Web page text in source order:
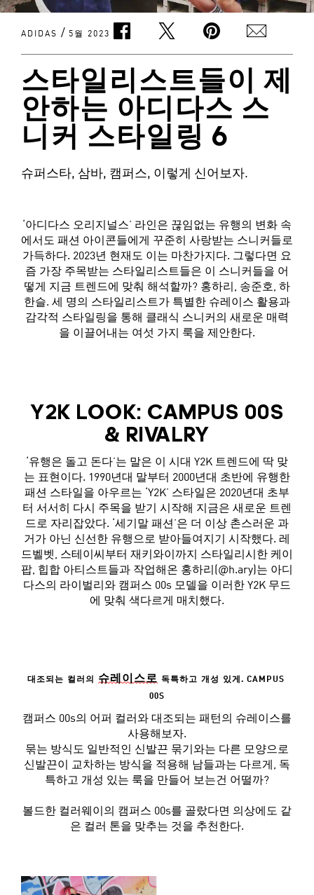
ADIDAS / 5월 2023
스타일리스트들이 제
안하는 아디다스 스
니커 스타일링 6
슈퍼스타, 삼바, 캠퍼스, 이렇게 신어보자.
‘아디다스 오리지널스’ 라인은 끊임없는 유행의 변화 속
에서도 패션 아이콘들에게 꾸준히 사랑받는 스니커들로
가득하다. 2023년 현재도 이는 마찬가지다. 그렇다면 요
즘 가장 주목받는 스타일리스트들은 이 스니커들을 어
떻게 지금 트렌드에 맞춰 해석할까? 홍하리, 송준호, 하
한슬. 세 명의 스타일리스트가 특별한 슈레이스 활용과
감각적 스타일링을 통해 클래식 스니커의 새로운 매력
을 이끌어내는 여섯 가지 룩을 제안한다.
Y2K LOOK: CAMPUS 00S
& RIVALRY
‘유행은 돌고 돈다’는 말은 이 시대 Y2K 트렌드에 딱 맞
는 표현이다. 1990년대 말부터 2000년대 초반에 유행한
패션 스타일을 아우르는 ‘Y2K’ 스타일은 2020년대 초부
터 서서히 다시 주목을 받기 시작해 지금은 새로운 트렌
드로 자리잡았다. ‘세기말 패션’은 더 이상 촌스러운 과
거가 아닌 신선한 유행으로 받아들여지기 시작했다. 레
드벨벳, 스테이씨부터 재키와이까지 스타일리시한 케이
팝, 힙합 아티스트들과 작업해온 홍하리(@h.ary)는 아디
다스의 라이벌리와 캠퍼스 00s 모델을 이러한 Y2K 무드
에 맞춰 색다르게 매치했다.
대조되는 컬러의 슈레이스로 독특하고 개성 있게 . CAMPUS
00S
캠퍼스 00s의 어퍼 컬러와 대조되는 패턴의 슈레이스를
사용해보자.
묶는 방식도 일반적인 신발끈 묶기와는 다른 모양으로
신발끈이 교차하는 방식을 적용해 남들과는 다르게, 독
특하고 개성 있는 룩을 만들어 보는건 어떨까?
볼드한 컬러웨이의 캠퍼스 00s를 골랐다면 의상에도 같
은 컬러 톤을 맞추는 것을 추천한다.